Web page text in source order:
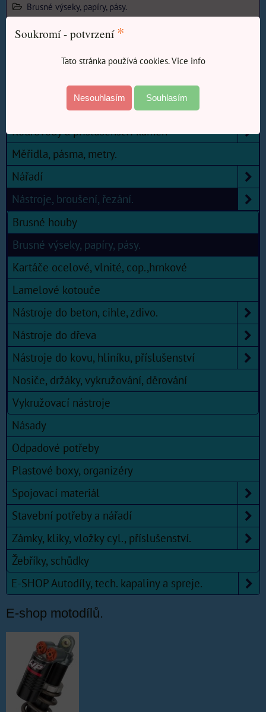
Brusné výseky, papíry, pásy.
E-SHOP Barvy-Laky
E-SHOP Elektronářadí
E-SHOP Elektro, Domácí potřeby, Zahrada
E-SHOP Železářství
Kouřovody a příslušenství kamen
Měřidla, pásma, metry.
Nářadí
Nástroje, broušení, řezání.
Brusné houby
Brusné výseky, papíry, pásy.
Kartáče ocelové, vlnité, cop.,hrnkové
Lamelové kotouče
Nástroje do beton, cihle, zdivo.
Nástroje do dřeva
Nástroje do kovu, hliníku, příslušenství
Nosiče, držáky, vykružování, děrování
Vykružovací nástroje
Násady
Odpadové potřeby
Plastové boxy, organizéry
Spojovací materiál
Stavební potřeby a nářadí
Zámky, kliky, vložky cyl., příslušenství.
Žebříky, schůdky
E-SHOP Autodíly, tech. kapaliny a spreje.
E-shop motodílů.
Soukromí - potvrzení *
Tato stránka používá cookies. Vice info
Nesouhlasím Souhlasím